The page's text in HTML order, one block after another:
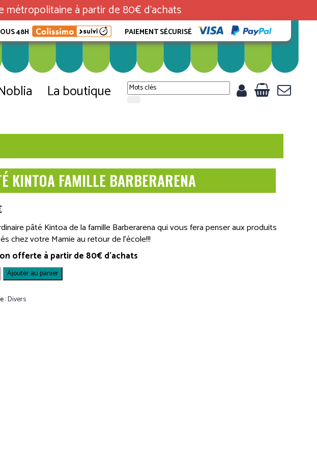
métropolitaine à partir de 80€ d'achats
48H PAIEMENT SÉCURISÉ
La boutique
KINTOA FAMILLE BARBERARENA
pâté Kintoa de la famille Barberarena qui vous fera penser aux produits
chez votre Mamie au retour de l’école!!!
offerte à partir de 80€ d'achats
Ajouter au panier
:Divers